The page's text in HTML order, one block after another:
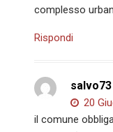
complesso
Rispondi
salvo73
20
il comune